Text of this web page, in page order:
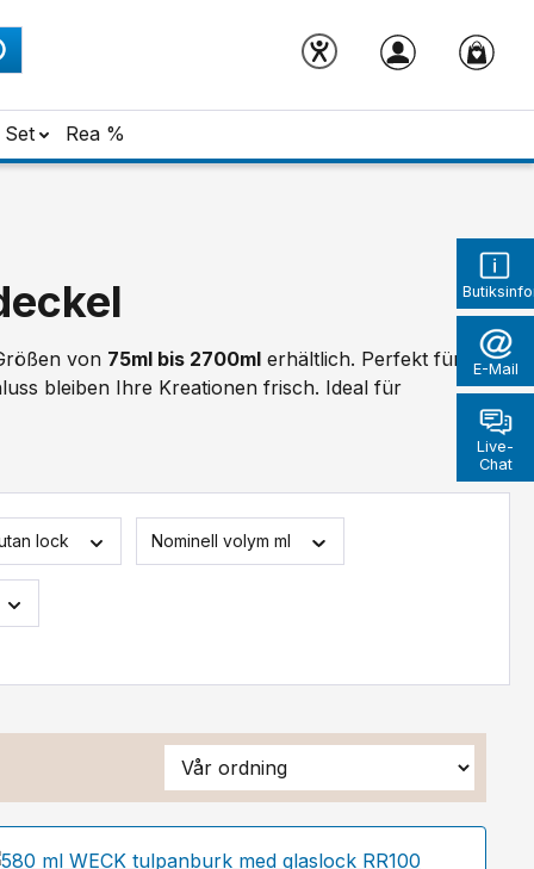
E-Mail
Live-
Chat
Set Rea %
von 75ml bis 2700ml erhältlich. Perfekt für
bleiben Ihre Kreationen frisch. Ideal für
lock Nominell volym ml